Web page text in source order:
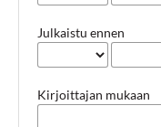
Julkaistu ennen
Kirjoittajan mukaan